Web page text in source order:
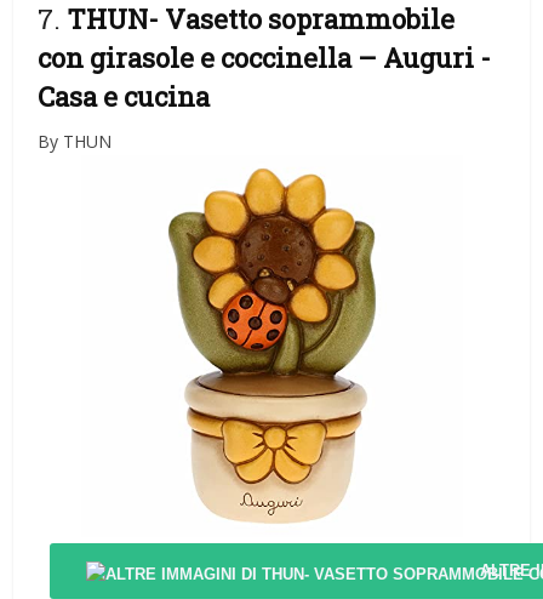
7. THUN- Vasetto soprammobile
con girasole e coccinella – Auguri -
Casa e cucina
By THUN
ALTRE